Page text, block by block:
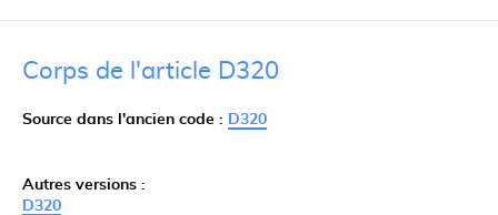
Corps de l'article D320
Source dans l'ancien code : D320
Autres versions :
D320